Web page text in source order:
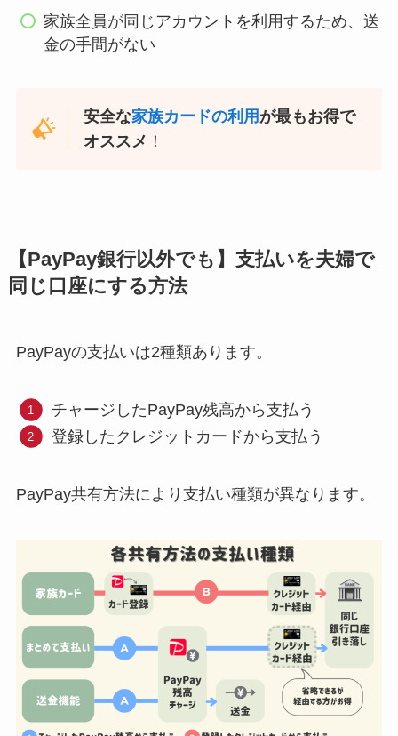
家族全員が同じアカウントを利用するため、送
金の手間がない
安全な家族カードの利用 が最もお得で
オススメ ！
【PayPay銀行以外でも】支払いを夫婦で
同じ口座にする方法
PayPayの支払いは2種類あります。
チャージしたPayPay残高から支払う
登録したクレジットカードから支払う
PayPay共有方法により支払い種類が異なります。